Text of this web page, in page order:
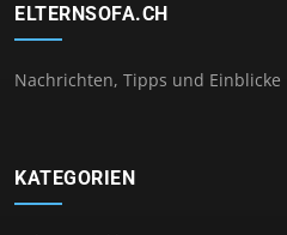
ELTERNSOFA.CH
Nachrichten, Tipps und Einblicke
KATEGORIEN